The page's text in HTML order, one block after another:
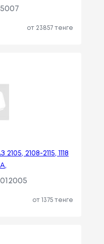
от 23857 тенге
2108-2115, 1118
от 1375 тенге